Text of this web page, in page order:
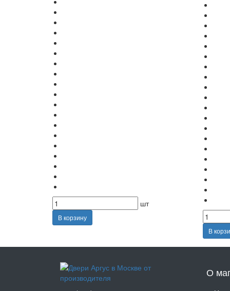
шт
В корзину
В
О